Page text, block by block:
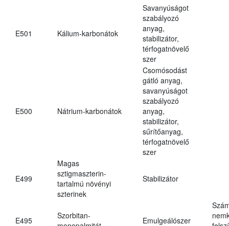
E501 Kálium-karbonátok
Savanyúságot
szabályozó
anyag,
stabilizátor,
térfogatnövelő
szer
E500 Nátrium-karbonátok
Csomósodást
gátló anyag,
savanyúságot
szabályozó
anyag,
stabilizátor,
sűrítőanyag,
térfogatnövelő
szer
E499
Magas
sztigmaszterin-
tartalmú növényi
szterinek
Stabilizátor
E495
Szorbitan-
Emulgeálószer